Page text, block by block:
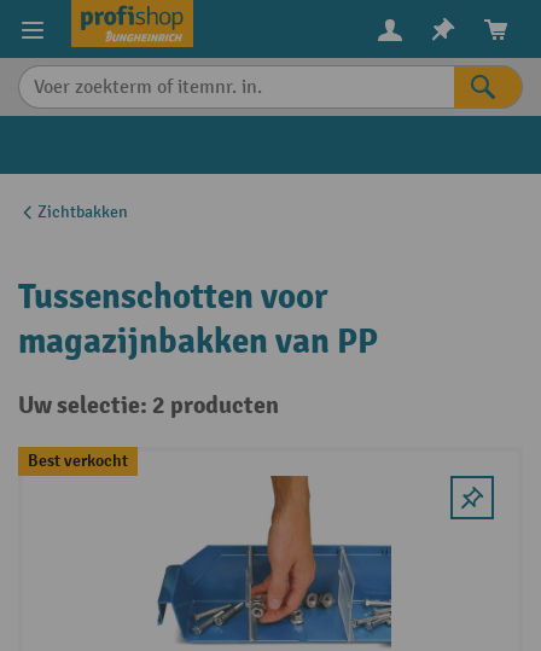
content
Zichtbakken
Tussenschotten voor
magazijnbakken van PP
Uw selectie: 2 producten
Best verkocht